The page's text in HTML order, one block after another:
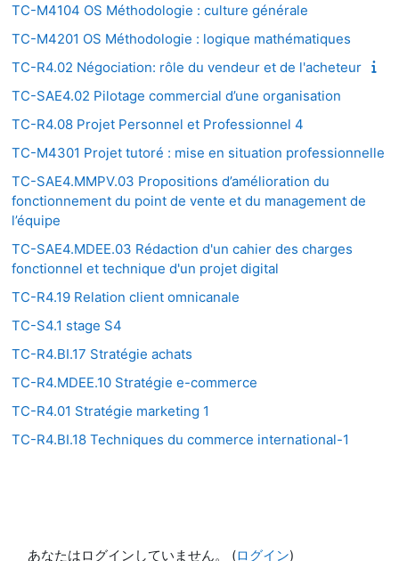
TC-M4104 OS Méthodologie : culture générale
TC-M4201 OS Méthodologie : logique mathématiques
TC-R4.02 Négociation: rôle du vendeur et de l'acheteur
TC-SAE4.02 Pilotage commercial d’une organisation
TC-R4.08 Projet Personnel et Professionnel 4
TC-M4301 Projet tutoré : mise en situation professionnelle
TC-SAE4.MMPV.03 Propositions d’amélioration du
fonctionnement du point de vente et du management de
l’équipe
TC-SAE4.MDEE.03 Rédaction d'un cahier des charges
fonctionnel et technique d'un projet digital
TC-R4.19 Relation client omnicanale
TC-S4.1 stage S4
TC-R4.BI.17 Stratégie achats
TC-R4.MDEE.10 Stratégie e-commerce
TC-R4.01 Stratégie marketing 1
TC-R4.BI.18 Techniques du commerce international-1
あなたはログインしていません。 (ログイン)